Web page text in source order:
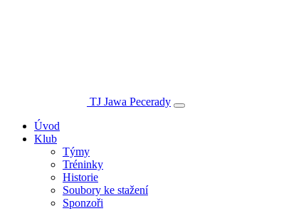
TJ Jawa Pecerady
Úvod
Klub
Týmy
Tréninky
Historie
Soubory ke stažení
Sponzoři